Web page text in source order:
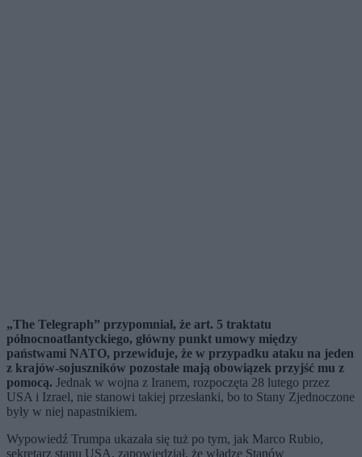
„The Telegraph” przypomniał, że art. 5 traktatu
północnoatlantyckiego, główny punkt umowy między
państwami NATO, przewiduje, że w przypadku ataku na jeden
z krajów-sojuszników pozostałe mają obowiązek przyjść mu z
pomocą. Jednak w wojna z Iranem, rozpoczęta 28 lutego przez
USA i Izrael, nie stanowi takiej przesłanki, bo to Stany Zjednoczone
były w niej napastnikiem.
Wypowiedź Trumpa ukazała się tuż po tym, jak Marco Rubio,
sekretarz stanu USA, zapowiedział, że władze Stanów